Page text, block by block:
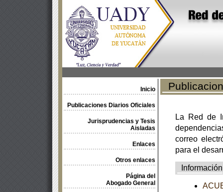
Inicio
Publicaciones Diarios Oficiales
Jurisprudencias y Tesis
Aisladas
Enlaces
Otros enlaces
Página del
Abogado General
La Red de
correo
para el
Información